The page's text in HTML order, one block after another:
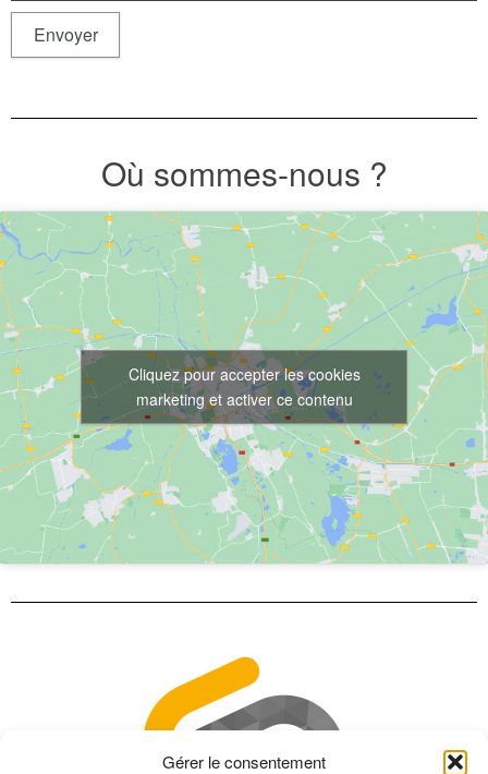
Gérer le consentement
l
r
n
i
v
e
:
Où sommes-nous ?
Cliquez pour accepter les cookies
marketing et activer ce contenu